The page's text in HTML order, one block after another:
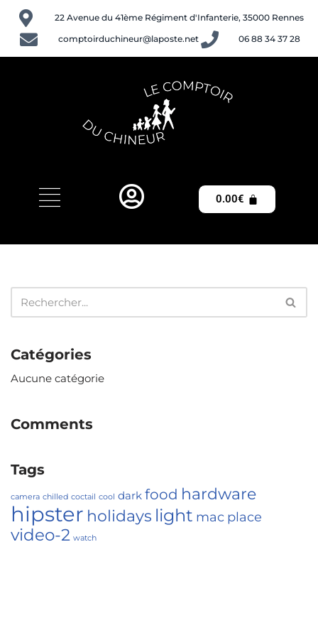
Aller
au
22 Avenue du 41ème Régiment d'Infanterie, 35000 Rennes
comptoirduchineur@laposte.net
06 88 34 37 28
0.00€
Catégories
Aucune catégorie
Comments
Tags
camera chilled coctail cool dark food hardware
hipster holidays light mac place
video-2 watch